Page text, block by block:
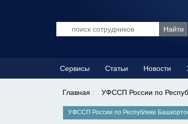
Сервисы Статьи Новости
Главная УФССП России по
УФССП России по Республике